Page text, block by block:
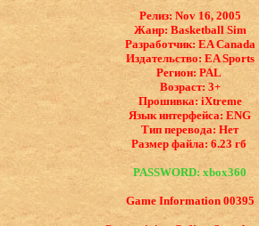
Релиз: Nov 16, 2005
Жанр: Basketball Sim
Разработчик: EA Canada
Издательство: EA Sports
Регион: PAL
Возраст: 3+
Прошивка: iXtreme
Язык интерфейса: ​ENG
Тип перевода: Нет
Размер файла: 6.23 гб
PASSWORD: xbox360
Game Information 00395